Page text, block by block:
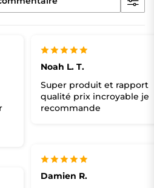
Noah L. T.
Super produit et rapport
qualité prix incroyable je
recommande
Damien R.